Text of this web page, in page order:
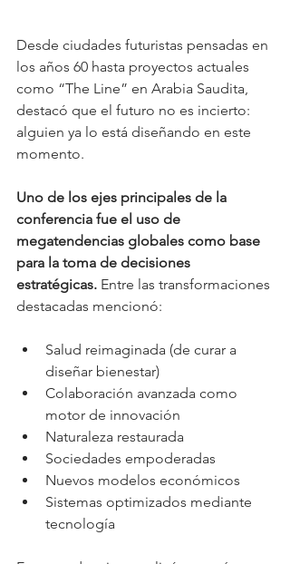
Desde ciudades futuristas pensadas en
los años 60 hasta proyectos actuales
como “The Line” en Arabia Saudita,
destacó que el futuro no es incierto:
alguien ya lo está diseñando en este
momento.
Uno de los ejes principales de la
conferencia fue el uso de
megatendencias globales como base
para la toma de decisiones
estratégicas. Entre las transformaciones
destacadas mencionó:
Salud reimaginada (de curar a
diseñar bienestar)
Colaboración avanzada como
motor de innovación
Naturaleza restaurada
Sociedades empoderadas
Nuevos modelos económicos
Sistemas optimizados mediante
tecnología